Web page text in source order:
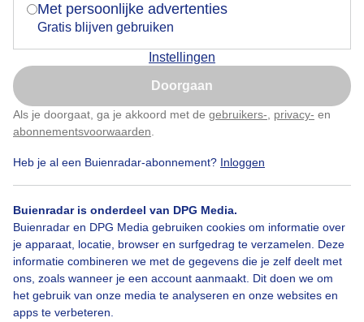
Met persoonlijke advertenties
Gratis blijven gebruiken
Instellingen
Doorgaan
Als je doorgaat, ga je akkoord met de gebruikers- privacy- en
abonnementsvoorwaarden
Heb je al een Buienradar-abonnement? Inloggen
Buienradar is onderdeel van DPG Media.
Buienradar en DPG Media gebruiken cookies om informatie over
je apparaat, locatie, browser en surfgedrag te verzamelen. Deze
informatie combineren we met de gegevens die je zelf deelt met
ons, zoals wanneer je een account aanmaakt. Dit doen we om
het gebruik van onze media te analyseren en onze websites en
apps te verbeteren.
Door: ria brasser
Afentoedonkerewolken
Bekijk slideshow
Nu niet, misschien later
Klik hierom dit aan te passen